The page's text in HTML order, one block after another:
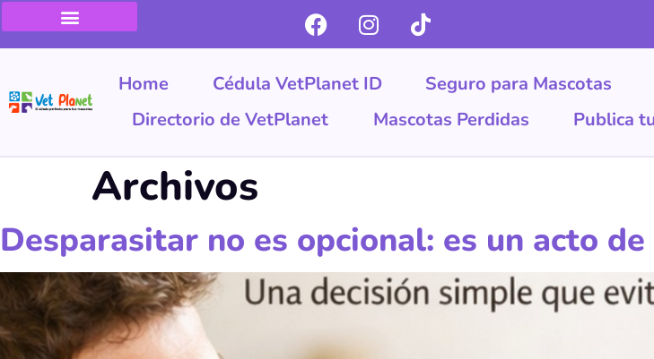
Home Cédula VetPlanet ID Seguro para Mascotas
Directorio de VetPlanet
Mascotas Perdidas Publica
Archivos
Desparasitar no es opcional: es un acto